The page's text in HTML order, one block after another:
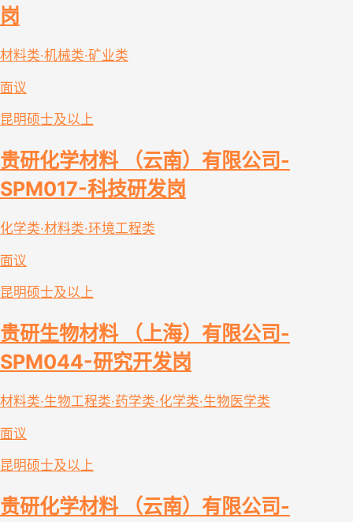
岗
材料类·机械类·矿业类
面议
昆明硕士及以上
贵研化学材料 （云南）有限公司-
SPM017-科技研发岗
化学类·材料类·环境工程类
面议
昆明硕士及以上
贵研生物材料 （上海）有限公司-
SPM044-研究开发岗
材料类·生物工程类·药学类·化学类·生物医学类
面议
昆明硕士及以上
贵研化学材料 （云南）有限公司-